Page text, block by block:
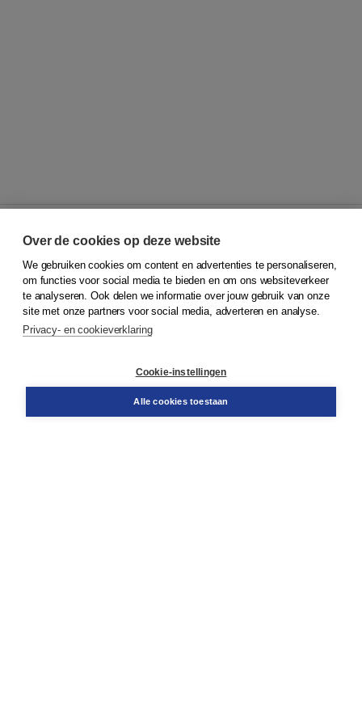
© 2026Koninklijke Boom uitgevers
Klantenservice
Service & informatie
Contact
Over de cookies op deze website
We gebruiken cookies om content en advertenties te personaliseren,
om functies voor social media te bieden en om ons websiteverkeer
te analyseren. Ook delen we informatie over jouw gebruik van onze
site met onze partners voor social media, adverteren en analyse.
Privacy- en cookieverklaring
Cookie-instellingen
Alle cookies toestaan